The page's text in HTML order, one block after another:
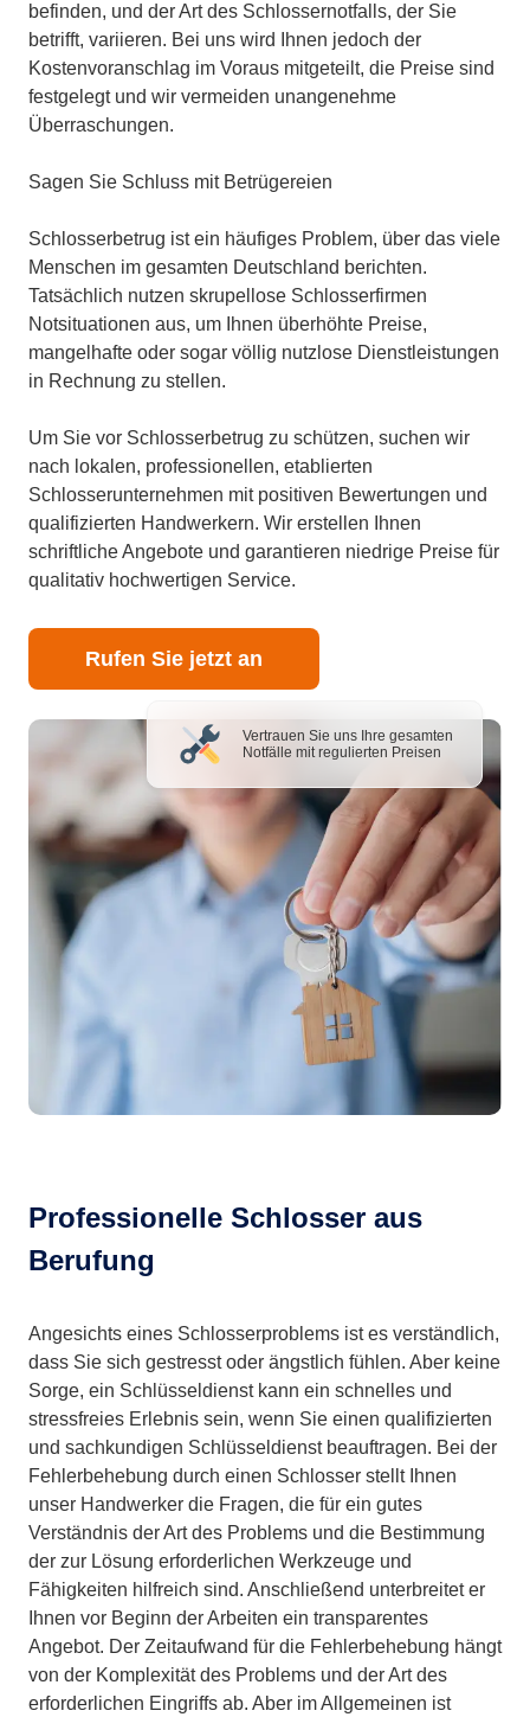
befinden, und der Art des Schlossernotfalls, der Sie
betrifft, variieren. Bei uns wird Ihnen jedoch der
Kostenvoranschlag im Voraus mitgeteilt, die Preise sind
festgelegt und wir vermeiden unangenehme
Überraschungen.
Sagen Sie Schluss mit Betrügereien
Schlosserbetrug ist ein häufiges Problem, über das viele
Menschen im gesamten Deutschland berichten.
Tatsächlich nutzen skrupellose Schlosserfirmen
Notsituationen aus, um Ihnen überhöhte Preise,
mangelhafte oder sogar völlig nutzlose Dienstleistungen
in Rechnung zu stellen.
Um Sie vor Schlosserbetrug zu schützen, suchen wir
nach lokalen, professionellen, etablierten
Schlosserunternehmen mit positiven Bewertungen und
qualifizierten Handwerkern. Wir erstellen Ihnen
schriftliche Angebote und garantieren niedrige Preise für
qualitativ hochwertigen Service.
Rufen Sie jetzt an
Vertrauen Sie uns Ihre gesamten
Notfälle mit regulierten Preisen
Professionelle Schlosser aus
Berufung
Angesichts eines Schlosserproblems ist es verständlich,
dass Sie sich gestresst oder ängstlich fühlen. Aber keine
Sorge, ein Schlüsseldienst kann ein schnelles und
stressfreies Erlebnis sein, wenn Sie einen qualifizierten
und sachkundigen Schlüsseldienst beauftragen. Bei der
Fehlerbehebung durch einen Schlosser stellt Ihnen
unser Handwerker die Fragen, die für ein gutes
Verständnis der Art des Problems und die Bestimmung
der zur Lösung erforderlichen Werkzeuge und
Fähigkeiten hilfreich sind. Anschließend unterbreitet er
Ihnen vor Beginn der Arbeiten ein transparentes
Angebot. Der Zeitaufwand für die Fehlerbehebung hängt
von der Komplexität des Problems und der Art des
erforderlichen Eingriffs ab. Aber im Allgemeinen ist